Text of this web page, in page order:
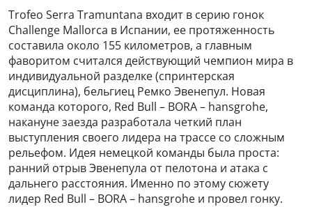
Trofeo Serra Tramuntana входит в серию гонок
Challenge Mallorca в Испании, ее протяженность
составила около 155 километров, а главным
фаворитом считался действующий чемпион мира в
индивидуальной разделке (спринтерская
дисциплина), бельгиец Ремко Эвенепул. Новая
команда которого, Red Bull – BORA – hansgrohe,
накануне заезда разработала четкий план
выступления своего лидера на трассе со сложным
рельефом. Идея немецкой команды была проста:
ранний отрыв Эвенепула от пелотона и атака с
дальнего расстояния. Именно по этому сюжету
лидер Red Bull – BORA – hansgrohe и провел гонку.